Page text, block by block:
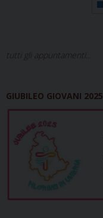
tutti gli appuntamenti...
GIUBILEO GIOVANI 2025